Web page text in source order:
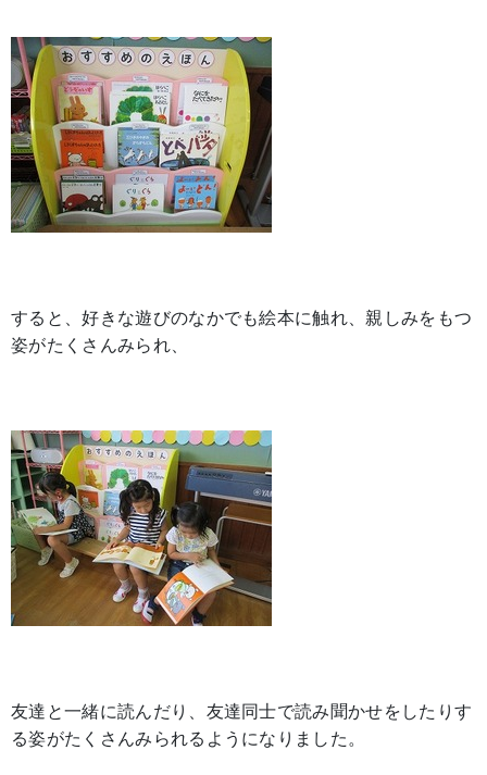
すると、好きな遊びのなかでも絵本に触れ、親しみをもつ
姿がたくさんみられ、
友達と一緒に読んだり、友達同士で読み聞かせをしたりす
る姿がたくさんみられるようになりました。